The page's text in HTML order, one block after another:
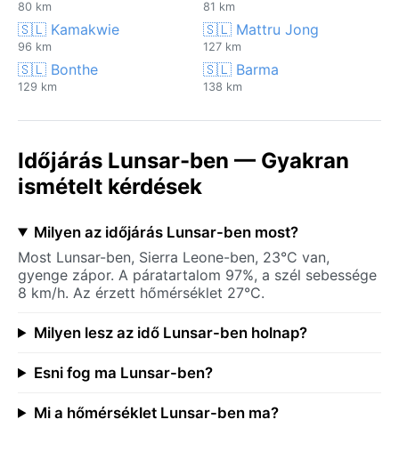
80 km 81 km
🇸🇱 Kamakwie
96 km
🇸🇱 Mattru Jong
127 km
🇸🇱 Bonthe
129 km
🇸🇱 Barma
138 km
Időjárás Lunsar-ben — Gyakran
ismételt kérdések
Milyen az időjárás Lunsar-ben most?
Most Lunsar-ben, Sierra Leone-ben, 23°C van,
gyenge zápor. A páratartalom 97%, a szél sebessége
8 km/h. Az érzett hőmérséklet 27°C.
Milyen lesz az idő Lunsar-ben holnap?
Esni fog ma Lunsar-ben?
Mi a hőmérséklet Lunsar-ben ma?